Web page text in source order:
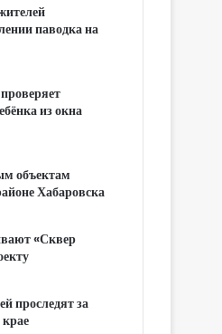
паводка на
из окна
объектам
Хабаровска
«Сквер
проследят за